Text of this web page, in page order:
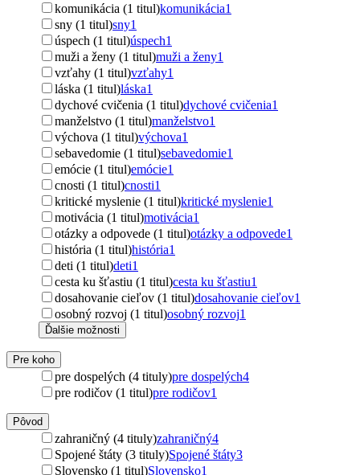
komunikácia (1 titul)komunikácia1
sny (1 titul)sny1
úspech (1 titul)úspech1
muži a ženy (1 titul)muži a ženy1
vzťahy (1 titul)vzťahy1
láska (1 titul)láska1
dychové cvičenia (1 titul)dychové cvičenia1
manželstvo (1 titul)manželstvo1
výchova (1 titul)výchova1
sebavedomie (1 titul)sebavedomie1
emócie (1 titul)emócie1
cnosti (1 titul)cnosti1
kritické myslenie (1 titul)kritické myslenie1
motivácia (1 titul)motivácia1
otázky a odpovede (1 titul)otázky a odpovede1
história (1 titul)história1
deti (1 titul)deti1
cesta ku šťastiu (1 titul)cesta ku šťastiu1
dosahovanie cieľov (1 titul)dosahovanie cieľov1
osobný rozvoj (1 titul)osobný rozvoj1
Ďalšie možnosti
Pre koho
pre dospelých (4 tituly)pre dospelých4
pre rodičov (1 titul)pre rodičov1
Pôvod
zahraničný (4 tituly)zahraničný4
Spojené štáty (3 tituly)Spojené štáty3
Slovensko (1 titul)Slovensko1